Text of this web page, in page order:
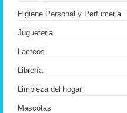
Higiene Personal y Perfumeria
Jugueteria
Lacteos
Librería
Limpieza del hogar
Mascotas